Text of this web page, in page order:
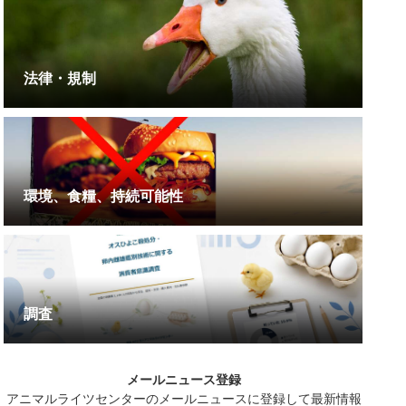
法律・規制
環境、食糧、持続可能性
調査
メールニュース登録
アニマルライツセンターのメールニュースに登録して最新情報